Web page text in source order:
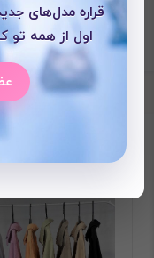
محصولات
قراره مدل‌های
اول از همه تو